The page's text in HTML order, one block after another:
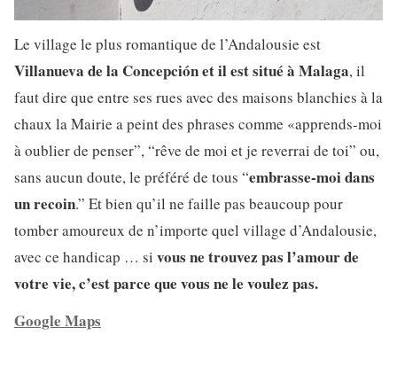
Le village le plus romantique de l’Andalousie est
Villanueva de la Concepción et il est situé à Malaga, il
faut dire que entre ses rues avec des maisons blanchies à la
chaux la Mairie a peint des phrases comme «apprends-moi
à oublier de penser”, “rêve de moi et je reverrai de toi” ou,
sans aucun doute, le préféré de tous “embrasse-moi dans
un recoin.” Et bien qu’il ne faille pas beaucoup pour
tomber amoureux de n’importe quel village d’Andalousie,
avec ce handicap … si vous ne trouvez pas l’amour de
votre vie, c’est parce que vous ne le voulez pas.
Google Maps